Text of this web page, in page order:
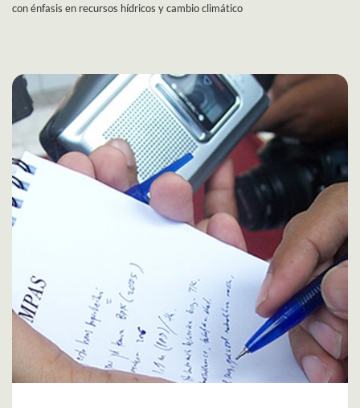
con énfasis en recursos hídricos y cambio climático